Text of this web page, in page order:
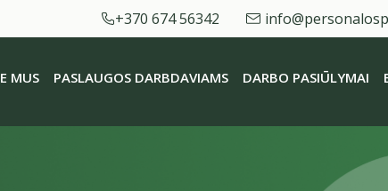
+370 674 56342
MUS PASLAUGOS DARBDAVIAMS DARBO PASIŪLYMAI